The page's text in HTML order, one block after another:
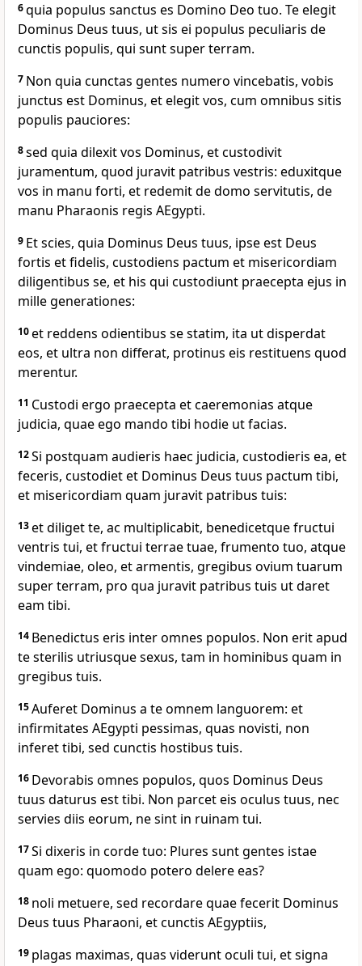
6quia populus sanctus es Domino Deo tuo. Te elegit
Dominus Deus tuus, ut sis ei populus peculiaris de
cunctis populis, qui sunt super terram.
7 Non quia cunctas gentes numero vincebatis, vobis
junctus est Dominus, et elegit vos, cum omnibus sitis
populis pauciores:
8sed quia dilexit vos Dominus, et custodivit
juramentum, quod juravit patribus vestris: eduxitque
vos in manu forti, et redemit de domo servitutis, de
manu Pharaonis regis AEgypti.
9 Et scies, quia Dominus Deus tuus, ipse est Deus
fortis et fidelis, custodiens pactum et misericordiam
diligentibus se, et his qui custodiunt praecepta ejus in
mille generationes:
10et reddens odientibus se statim, ita ut disperdat
eos, et ultra non differat, protinus eis restituens quod
merentur.
11 Custodi ergo praecepta et caeremonias atque
judicia, quae ego mando tibi hodie ut facias.
12Si postquam audieris haec judicia, custodieris ea, et
feceris, custodiet et Dominus Deus tuus pactum tibi,
et misericordiam quam juravit patribus tuis:
13et diliget te, ac multiplicabit, benedicetque fructui
ventris tui, et fructui terrae tuae, frumento tuo, atque
vindemiae, oleo, et armentis, gregibus ovium tuarum
super terram, pro qua juravit patribus tuis ut daret
eam tibi.
14 Benedictus eris inter omnes populos. Non erit apud
te sterilis utriusque sexus, tam in hominibus quam in
gregibus tuis.
15Auferet Dominus a te omnem languorem: et
infirmitates AEgypti pessimas, quas novisti, non
inferet tibi, sed cunctis hostibus tuis.
16 Devorabis omnes populos, quos Dominus Deus
tuus daturus est tibi. Non parcet eis oculus tuus, nec
servies diis eorum, ne sint in ruinam tui.
17Si dixeris in corde tuo: Plures sunt gentes istae
quam ego: quomodo potero delere eas?
18 noli metuere, sed recordare quae fecerit Dominus
Deus tuus Pharaoni, et cunctis AEgyptiis,
19 plagas maximas, quas viderunt oculi tui, et signa